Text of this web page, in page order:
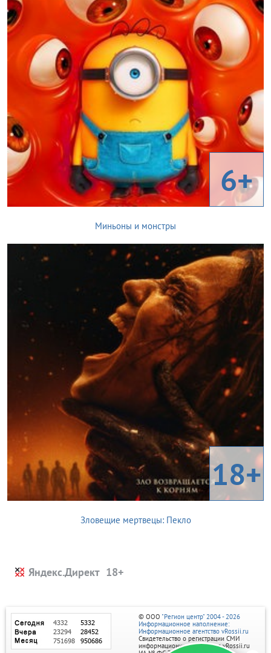
6+
Миньоны и монстры
18+
Зловещие мертвецы: Пекло
Яндекс.Директ
© ООО "Регион центр" 2004 - 2026
Информационное наполнение:
Информационное агентство vRossii.ru
Свидетельство о регистрации СМИ
информационного агентства vRossii.ru